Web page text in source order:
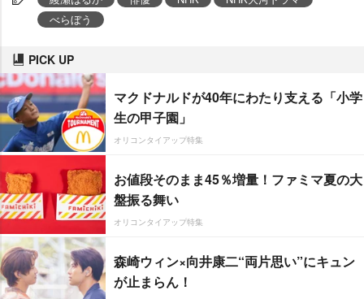
べらぼう
PICK UP
マクドナルドが40年にわたり支える「小学
生の甲子園」
オリコンタイアップ特集
お値段そのまま45％増量！ファミマ夏の大
盤振る舞い
オリコンタイアップ特集
森崎ウィン×向井康二“両片思い”にキュン
が止まらん！